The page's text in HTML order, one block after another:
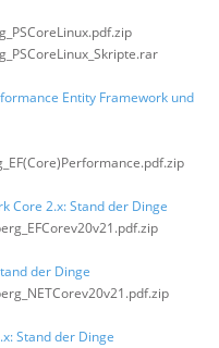
Entity Framework und
Core 2.x: Stand der Dinge
der Dinge
Stand der Dinge